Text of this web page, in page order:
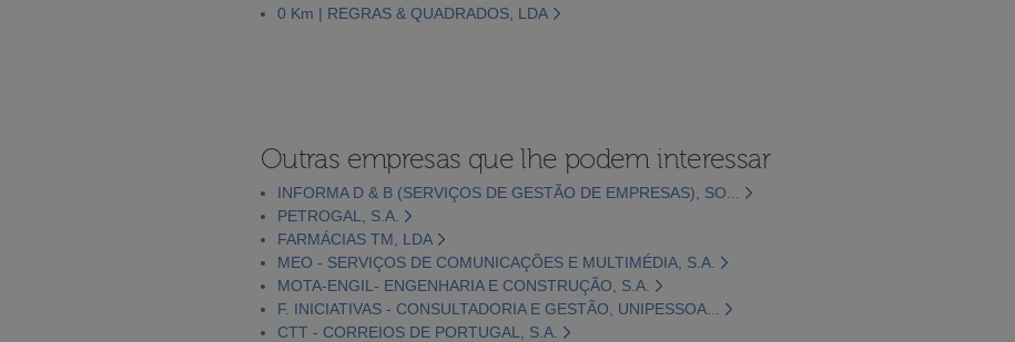
0 Km | REGRAS & QUADRADOS, LDA
Outras empresas que lhe podem interessar
INFORMA D & B (SERVIÇOS DE GESTÃO DE EMPRESAS), SO...
PETROGAL, S.A.
FARMÁCIAS TM, LDA
MEO - SERVIÇOS DE COMUNICAÇÕES E MULTIMÉDIA, S.A.
MOTA-ENGIL- ENGENHARIA E CONSTRUÇÃO, S.A.
F. INICIATIVAS - CONSULTADORIA E GESTÃO, UNIPESSOA...
CTT - CORREIOS DE PORTUGAL, S.A.